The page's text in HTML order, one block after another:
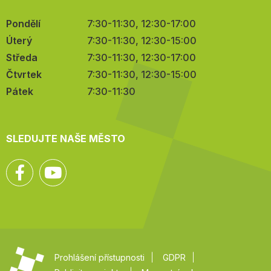
Pondělí
7:30-11:30, 12:30-17:00
Úterý
7:30-11:30, 12:30-15:00
Středa
7:30-11:30, 12:30-17:00
Čtvrtek
7:30-11:30, 12:30-15:00
Pátek
7:30-11:30
SLEDUJTE NAŠE MĚSTO
Facebook
Prohlášení přístupnosti
GDPR